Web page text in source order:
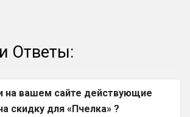
Ответы:
на вашем сайте действующие
скидку для «Пчелка» ?